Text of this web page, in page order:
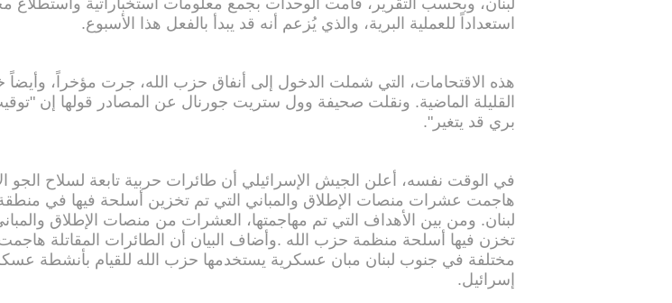
لبنان، وبحسب التقرير، قامت الوحدات بجمع معلومات استخباراتية واستطلاع
استعداداً للعملية البرية، والذي يُزعم أنه قد يبدأ بالفعل هذا الأسبوع.
هذه الاقتحامات، التي شملت الدخول إلى أنفاق حزب الله، جرت مؤخراً، وأيضاً
القليلة الماضية. ونقلت صحيفة وول ستريت جورنال عن المصادر قولها إن
بري قد يتغير".
في الوقت نفسه، أعلن الجيش الإسرائيلي أن طائرات حربية تابعة لسلاح الجو
هاجمت عشرات منصات الإطلاق والمباني التي تم تخزين أسلحة فيها في
لبنان. ومن بين الأهداف التي تم مهاجمتها، العشرات من منصات الإطلاق
تخزن فيها أسلحة منظمة حزب الله .وأضاف البيان أن الطائرات المقاتلة
مختلفة في جنوب لبنان مبان عسكرية يستخدمها حزب الله للقيام بأنشطة
إسرائيل.